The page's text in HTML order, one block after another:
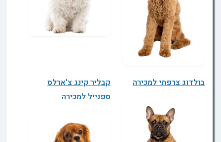
בולדוג צרפתי למכירה
קבליר קינג צ'ארלס
ספנייל למכירה